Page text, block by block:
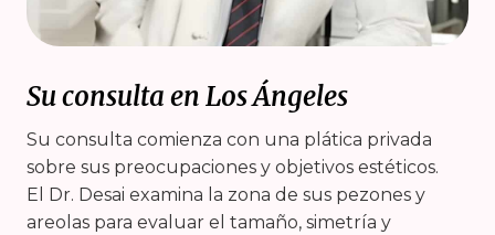
Su consulta en Los Ángeles
Su consulta comienza con una plática privada
sobre sus preocupaciones y objetivos estéticos.
El Dr. Desai examina la zona de sus pezones y
areolas para evaluar el tamaño, simetría y